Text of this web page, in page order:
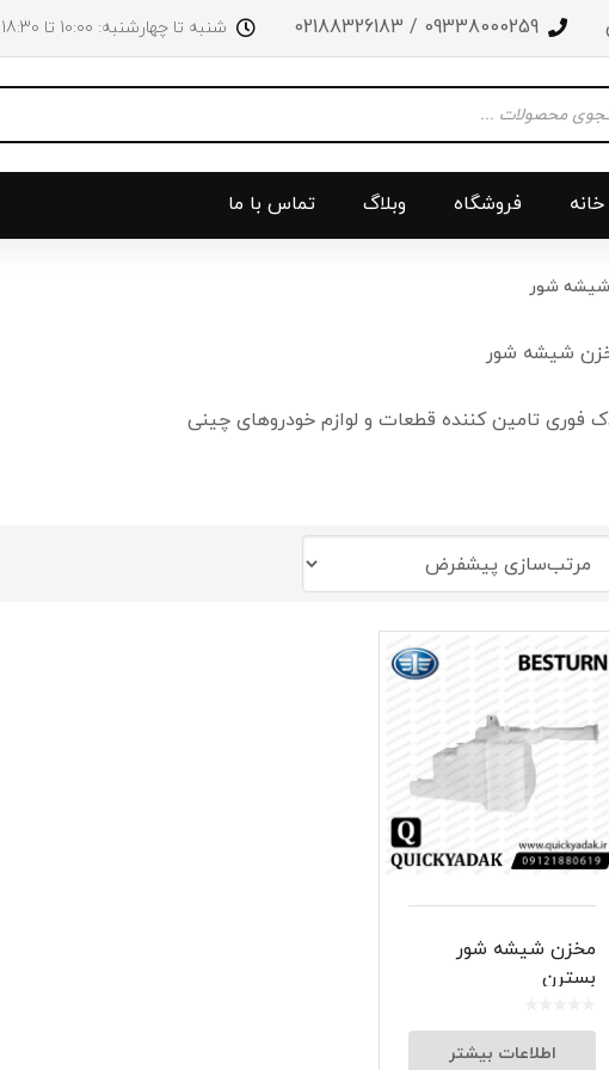
09338000259 / 02188326183 شنبه تا چهارشنبه: 10:00 تا 18:30 پنجشنبه‌‌ها تا ساعت 14:00
صندوق
گلگیر
چراغ عقب
شبرنگ
میل موج گیر
سیبک فرمان
خانه فروشگاه وبلاگ تماس با ما
شور
شیشه شور
فوری تامین کننده قطعات و لوازم خودروهای چینی
مخزن شیشه شور
بسترن
اطلاعات بیشتر